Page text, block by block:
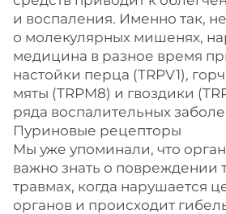
и воспаления. Именно так,
о молекулярных мишенях,
медицина в разное время
настойки перца (TRPV1),
мяты (TRPM8) и гвоздики
ряда воспалительных
Пуриновые рецепторы
Мы уже упоминали, что
важно знать о повреждении
травмах, когда нарушается
органов и происходит